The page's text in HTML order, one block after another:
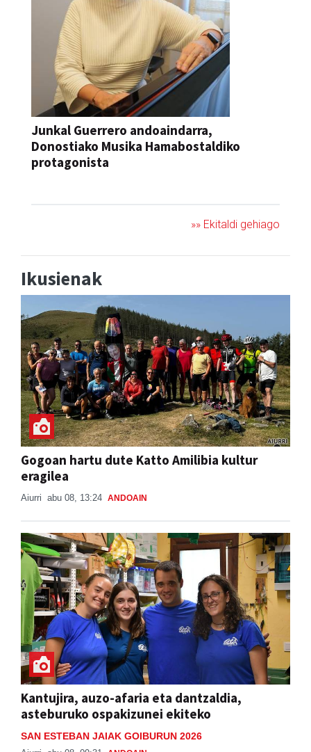
Junkal Guerrero andoaindarra,
Donostiako Musika Hamabostaldiko
protagonista
»» Ekitaldi gehiago
Ikusienak
Gogoan hartu dute Katto Amilibia kultur
eragilea
Aiurri abu 08, 13:24 ANDOAIN
Kantujira, auzo-afaria eta dantzaldia,
asteburuko ospakizunei ekiteko
SAN ESTEBAN JAIAK GOIBURUN 2026